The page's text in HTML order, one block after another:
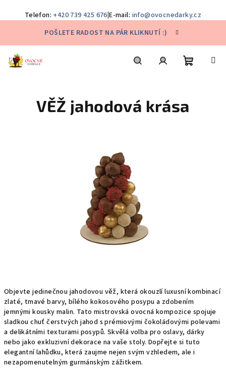
Telefon: +420 739 425 676 |E-mail: info@ovocnedarky.cz
obsah
POŠLETE RADOST NA PÁR KLIKNUTÍ :)
košík
Objevte jedinečnou jahodovou věž, která okouzlí luxusní kombinací
zlaté, tmavé barvy, bílého kokosového posypu a zdobením
jemnými kousky malin. Tato mistrovská ovocná kompozice spojuje
sladkou chuť čerstvých jahod s prémiovými čokoládovými polevami
a delikátními texturami posypů. Skvělá volba pro oslavy, dárky
nebo jako exkluzivní dekorace na vaše stoly. Dopřejte si tuto
elegantní lahůdku, která zaujme nejen svým vzhledem, ale i
nezapomenutelným gurmánským zážitkem.
VĚŽ jahodová krása